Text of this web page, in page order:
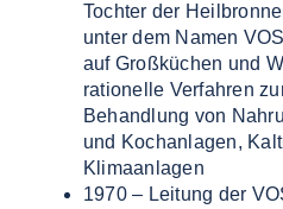
Tochter der
unter dem Namen
auf Großküchen und
rationelle Verfahren
Behandlung von
und Kochanlagen,
Klimaanlagen
1970 – Leitung der